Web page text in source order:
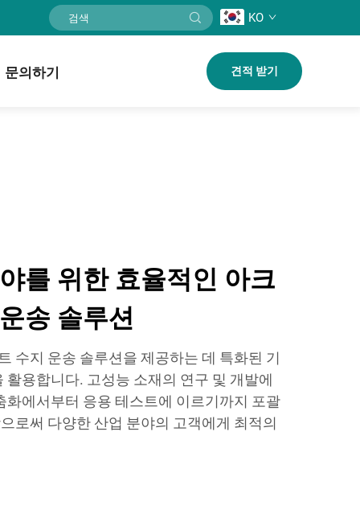
KO
문의하기 견적 받기
를 위한 효율적인 아크
송 솔루션
수지 운송 솔루션을 제공하는 데 특화된 기
활용합니다. 고성능 소재의 연구 및 개발에
화에서부터 응용 테스트에 이르기까지 포괄
로써 다양한 산업 분야의 고객에게 최적의